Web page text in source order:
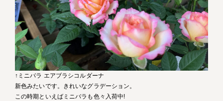
↑ミニバラ エアブラシコルダーナ
新色みたいです。きれいなグラデーション。
この時期といえばミニバラも色々入荷中!